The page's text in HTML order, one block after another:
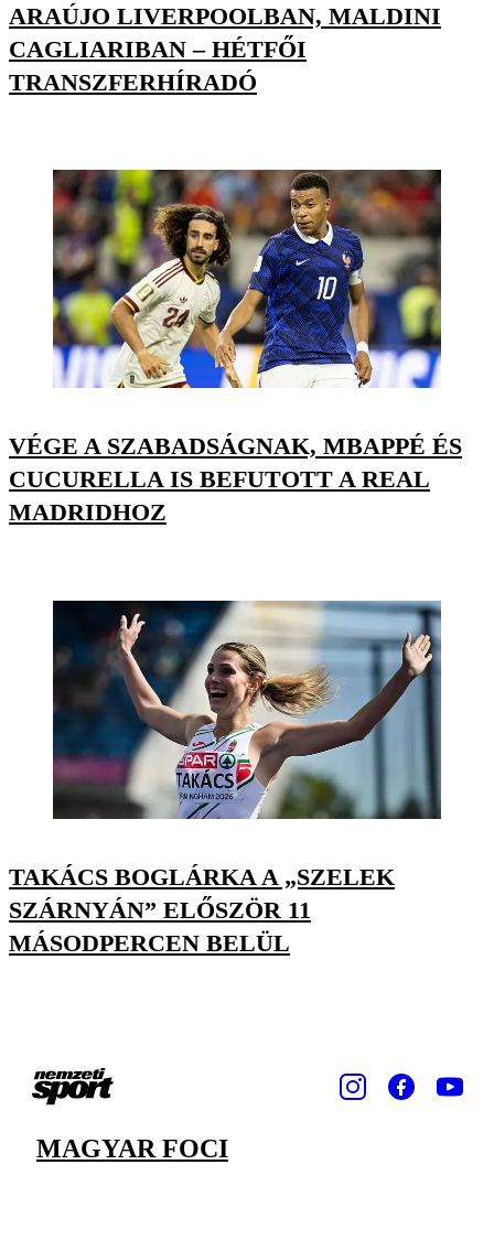
ARAÚJO LIVERPOOLBAN, MALDINI
CAGLIARIBAN – HÉTFŐI
TRANSZFERHÍRADÓ
VÉGE A SZABADSÁGNAK, MBAPPÉ ÉS
CUCURELLA IS BEFUTOTT A REAL
MADRIDHOZ
TAKÁCS BOGLÁRKA A „SZELEK
SZÁRNYÁN” ELŐSZÖR 11
MÁSODPERCEN BELÜL
MAGYAR FOCI